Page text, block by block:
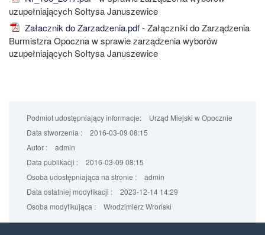
uzupełniających Sołtysa Januszewice
Załacznik do Zarzadzenia.pdf- Załączniki do Zarządzenia
Burmistzra Opoczna w sprawie zarządzenia wyborów
uzupełniających Sołtysa Januszewice
Podmiot udostępniający informacje:
Urząd Miejski w Opocznie
Data stworzenia :
2016-03-09 08:15
Autor :
admin
Data publikacji :
2016-03-09 08:15
Osoba udostępniająca na stronie :
admin
Data ostatniej modyfikacji :
2023-12-14 14:29
Osoba modyfikująca :
Włodzimierz Wroński